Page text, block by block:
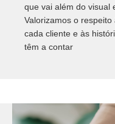
que vai além do visual
Valorizamos o
cada cliente e às
têm a contar